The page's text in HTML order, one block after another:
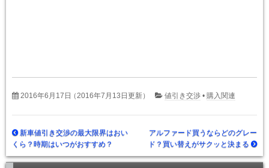
2016年6月17日（2016年7月13日更新） 値引き交渉• 購入関連
新車値引き交渉の最大限界はおい
くら？時期はいつがおすすめ？
アルファード買うならどのグレー
ド？買い替えがサクッと決まる